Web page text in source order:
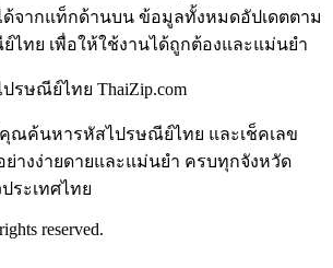
ด้จากแท็กด้านบน ข้อมูลทั้งหมดอัปเดตตาม
ไทย เพื่อให้ใช้งานได้ถูกต้องและแม่นยำ
ThaiZip.com
คุณค้นหารหัสไปรษณีย์ไทย และเช็คเลข
างง่ายดายและแม่นยำ ครบทุกจังหวัด
ระเทศไทย
reserved.